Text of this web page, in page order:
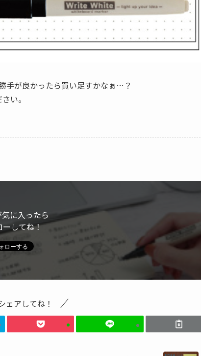
手が良かったら買い足すかなぁ…？
い。
に入ったら
ーしてね！
ェアしてね！